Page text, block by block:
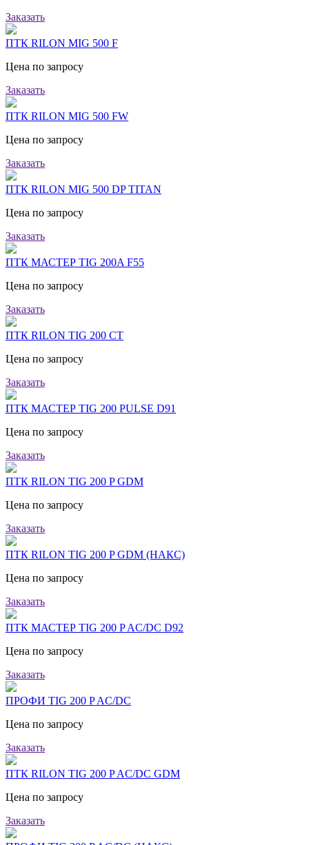
Заказать
ПТК RILON MIG 500 F
Цена по запросу
Заказать
ПТК RILON MIG 500 FW
Цена по запросу
Заказать
ПТК RILON MIG 500 DP TITAN
Цена по запросу
Заказать
ПТК МАСТЕР TIG 200A F55
Цена по запросу
Заказать
ПТК RILON TIG 200 CT
Цена по запросу
Заказать
ПТК МАСТЕР TIG 200 PULSE D91
Цена по запросу
Заказать
ПТК RILON TIG 200 P GDM
Цена по запросу
Заказать
ПТК RILON TIG 200 P GDM (НАКС)
Цена по запросу
Заказать
ПТК МАСТЕР TIG 200 P AC/DC D92
Цена по запросу
Заказать
ПРОФИ TIG 200 P AC/DC
Цена по запросу
Заказать
ПТК RILON TIG 200 P AC/DC GDM
Цена по запросу
Заказать